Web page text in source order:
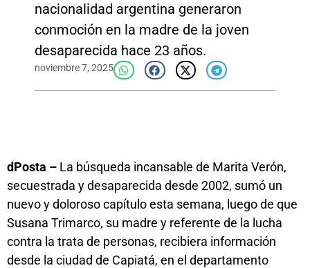
nacionalidad argentina generaron
conmoción en la madre de la joven
desaparecida hace 23 años.
noviembre 7, 2025
dPosta – La búsqueda incansable de Marita Verón,
secuestrada y desaparecida desde 2002, sumó un
nuevo y doloroso capítulo esta semana, luego de que
Susana Trimarco, su madre y referente de la lucha
contra la trata de personas, recibiera información
desde la ciudad de Capiatá, en el departamento